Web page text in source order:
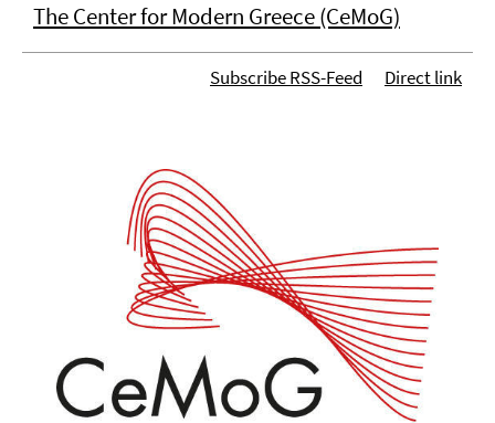
The Center for Modern Greece (CeMoG)
Direct link
Subscribe RSS-Feed